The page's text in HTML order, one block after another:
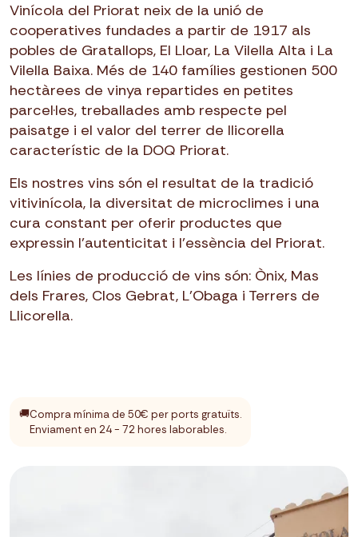
Vinícola del Priorat neix de la unió de
cooperatives fundades a partir de 1917 als
pobles de Gratallops, El Lloar, La Vilella Alta i La
Vilella Baixa. Més de 140 famílies gestionen 500
hectàrees de vinya repartides en petites
parcel·les, treballades amb respecte pel
paisatge i el valor del terrer de llicorella
característic de la DOQ Priorat.
Els nostres vins són el resultat de la tradició
vitivinícola, la diversitat de microclimes i una
cura constant per oferir productes que
expressin l’autenticitat i l’essència del Priorat.
Les línies de producció de vins són: Ònix, Mas
dels Frares, Clos Gebrat, L’Obaga i Terrers de
Llicorella.
🚚Compra mínima de 50€ per ports gratuïts.
Enviament en 24 - 72 hores laborables.